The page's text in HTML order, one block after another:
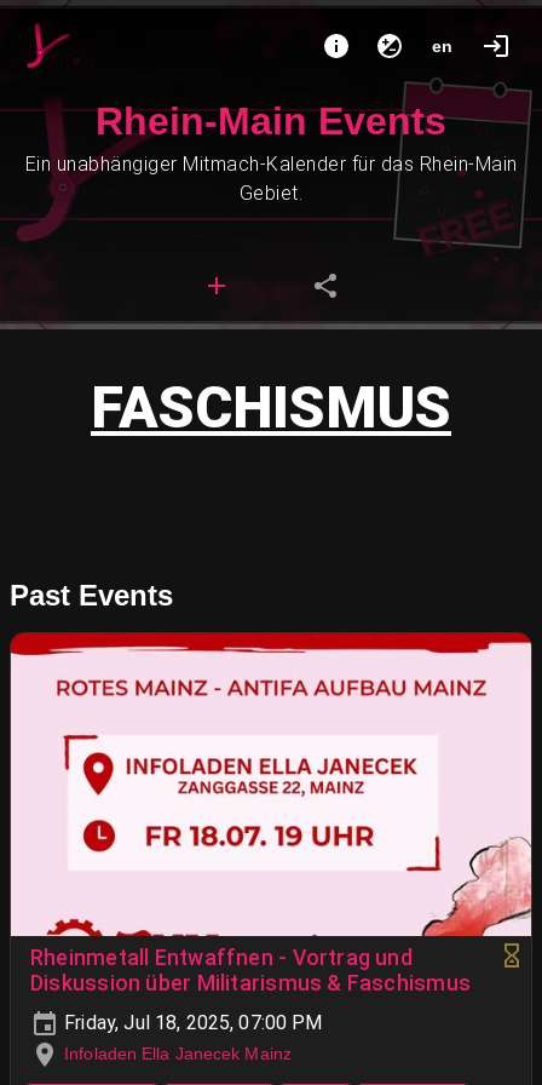
en
Rhein-Main Events
Ein unabhängiger Mitmach-Kalender für das Rhein-Main
Gebiet.
FASCHISMUS
Past Events
Rheinmetall Entwaffnen - Vortrag und
Diskussion über Militarismus & Faschismus
Friday, Jul 18, 2025, 07:00 PM
Infoladen Ella Janecek Mainz